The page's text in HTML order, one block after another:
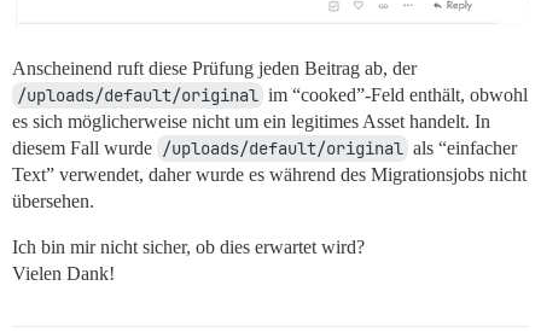
Anscheinend ruft diese Prüfung jeden Beitrag ab, der
/uploads/default/original im “cooked”-Feld enthält, obwohl
es sich möglicherweise nicht um ein legitimes Asset handelt. In
diesem Fall wurde /uploads/default/original als “einfacher
Text” verwendet, daher wurde es während des Migrationsjobs nicht
übersehen.
Ich bin mir nicht sicher, ob dies erwartet wird?
Vielen Dank!